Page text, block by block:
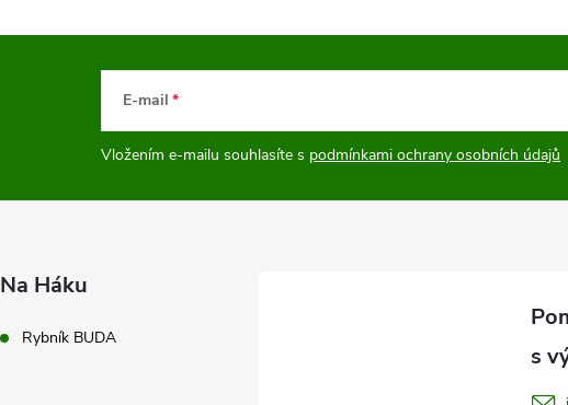
á
n
í
E-mail
Vložením e-mailu souhlasíte s podmínkami ochrany osobních údajů
Na Háku
Rybník BUDA